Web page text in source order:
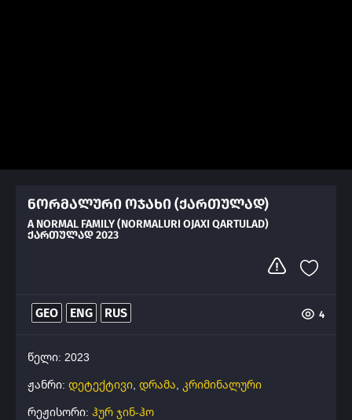
ნორმალური ოჯახი (ქართულად)
A NORMAL FAMILY (NORMALURI OJAXI QARTULAD)
ᲥᲐᲠᲗᲣᲚᲐᲓ 2023
GEO ENG RUS 4
წელი: 2023
ჟანრი: დეტექტივი, დრამა, კრიმინალური
რეჟისორი: ჰურ ჯინ-ჰო